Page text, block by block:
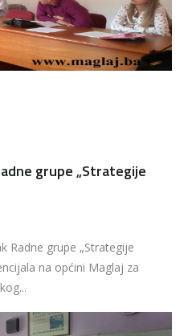
grupe „Strategije
Radne grupe „Strategije
na općini Maglaj za